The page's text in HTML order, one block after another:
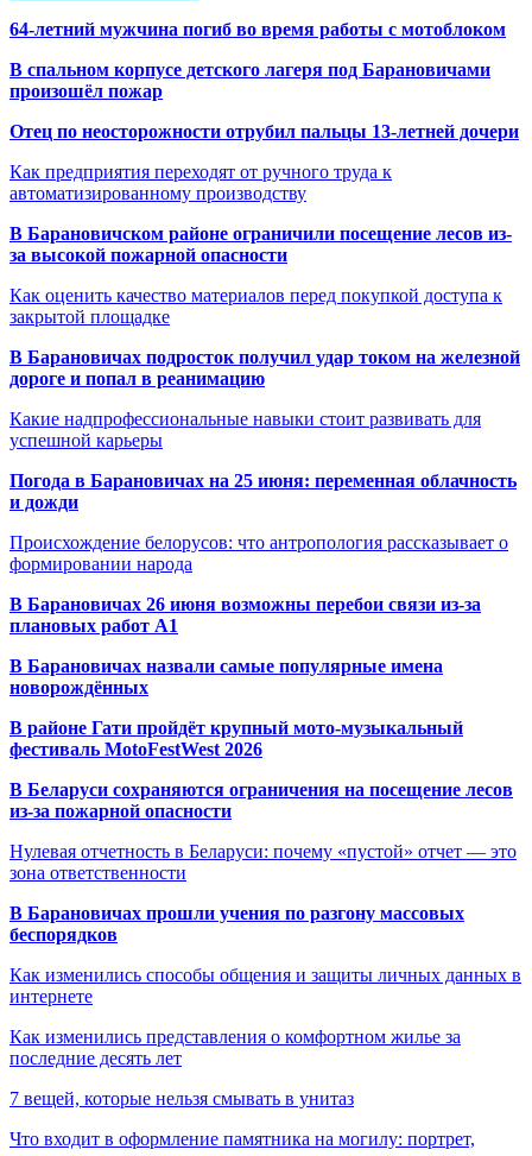
64-летний мужчина погиб во время работы с мотоблоком
В спальном корпусе детского лагеря под Барановичами
произошёл пожар
Отец по неосторожности отрубил пальцы 13-летней дочери
Как предприятия переходят от ручного труда к
автоматизированному производству
В Барановичском районе ограничили посещение лесов из-
за высокой пожарной опасности
Как оценить качество материалов перед покупкой доступа к
закрытой площадке
В Барановичах подросток получил удар током на железной
дороге и попал в реанимацию
Какие надпрофессиональные навыки стоит развивать для
успешной карьеры
Погода в Барановичах на 25 июня: переменная облачность
и дожди
Происхождение белорусов: что антропология рассказывает о
формировании народа
В Барановичах 26 июня возможны перебои связи из-за
плановых работ A1
В Барановичах назвали самые популярные имена
новорождённых
В районе Гати пройдёт крупный мото-музыкальный
фестиваль MotoFestWest 2026
В Беларуси сохраняются ограничения на посещение лесов
из-за пожарной опасности
Нулевая отчетность в Беларуси: почему «пустой» отчет — это
зона ответственности
В Барановичах прошли учения по разгону массовых
беспорядков
Как изменились способы общения и защиты личных данных в
интернете
Как изменились представления о комфортном жилье за
последние десять лет
7 вещей, которые нельзя смывать в унитаз
Что входит в оформление памятника на могилу: портрет,